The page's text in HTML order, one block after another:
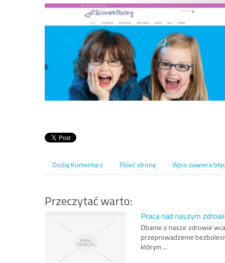
Dodaj Komentarz Poleć stronę Wpis zawiera
Przeczytać warto:
Praca nad naszym
Dbanie o nasze zdrowie
przeprowadzenie
którym ...